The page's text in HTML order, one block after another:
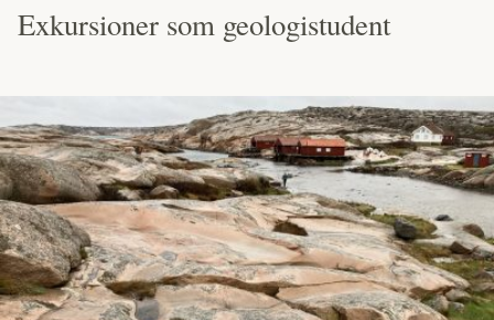
Exkursioner som geologistudent